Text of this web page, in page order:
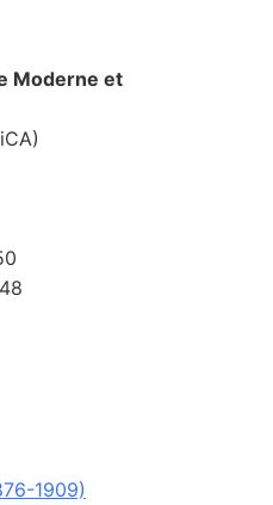
Moderne et
1909)